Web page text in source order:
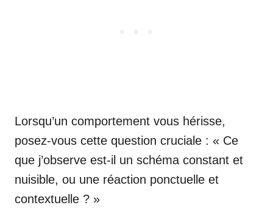
Lorsqu’un comportement vous hérisse,
posez-vous cette question cruciale : « Ce
que j’observe est-il un schéma constant et
nuisible, ou une réaction ponctuelle et
contextuelle ? »